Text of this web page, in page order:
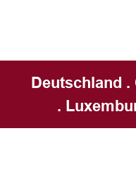
Deutschland
.